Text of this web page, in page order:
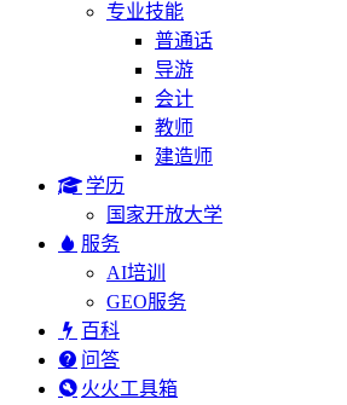
专业技能
普通话
导游
会计
教师
建造师
学历
国家开放大学
服务
AI培训
GEO服务
百科
问答
火火工具箱